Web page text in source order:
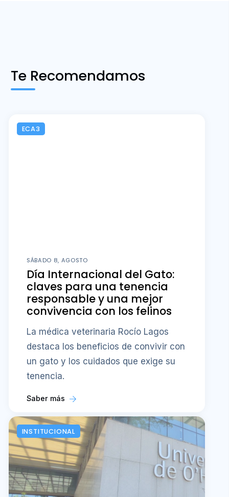
Te Recomendamos
ECA3
SÁBADO 8, AGOSTO
Día Internacional del Gato:
claves para una tenencia
responsable y una mejor
convivencia con los felinos
La médica veterinaria Rocío Lagos
destaca los beneficios de convivir con
un gato y los cuidados que exige su
tenencia.
Saber más
INSTITUCIONAL